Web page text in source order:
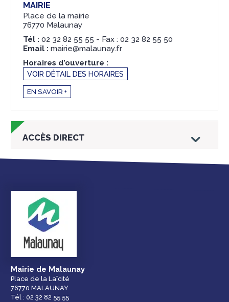
MAIRIE
Place de la mairie
76770 Malaunay
Tél : 02 32 82 55 55 - Fax : 02 32 82 55 50
Email : mairie@malaunay.fr
Horaires d’ouverture :
VOIR DÉTAIL DES HORAIRES
EN SAVOIR +
ACCÈS DIRECT
Droits et
démarches
Espace famille
Mairie de Malaunay
Place de la Laïcité
76770 MALAUNAY
Tél : 02 32 82 55 55